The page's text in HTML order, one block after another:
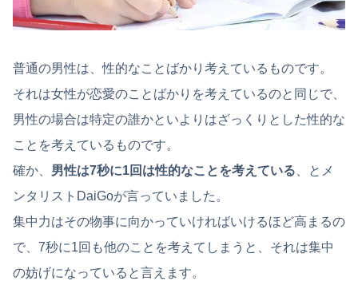
普通の男性は、性的なことばかり考えているものです。
それは女性が恋愛のことばかりを考えているのと同じで、
男性の場合は特定の誰かといよりはざっくりとした性的な
ことを考えているものです。
確か、 男性は7秒に1回は性的なことを考えている、とメ
ンタリストDaiGoが言っていました。
集中力はその物事に向かっていければいけるほど高まるの
で、7秒に1回も他のことを考えてしまうと、それは集中
の妨げになっていると言えます。